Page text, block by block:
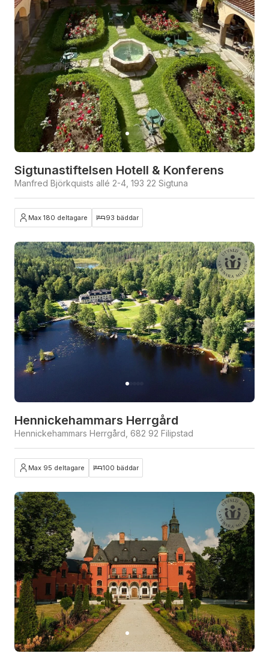
Sigtunastiftelsen Hotell & Konferens
Manfred Björkquists allé 2-4, 193 22 Sigtuna
Max 180 deltagare 93 bäddar
Hennickehammars Herrgård
Hennickehammars Herrgård, 682 92 Filipstad
Max 95 deltagare 100 bäddar